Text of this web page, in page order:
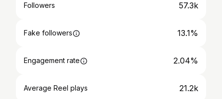
Followers 57.3k
Fake followers 13.1%
Engagement rate 2.04%
Average Reel plays 21.2k